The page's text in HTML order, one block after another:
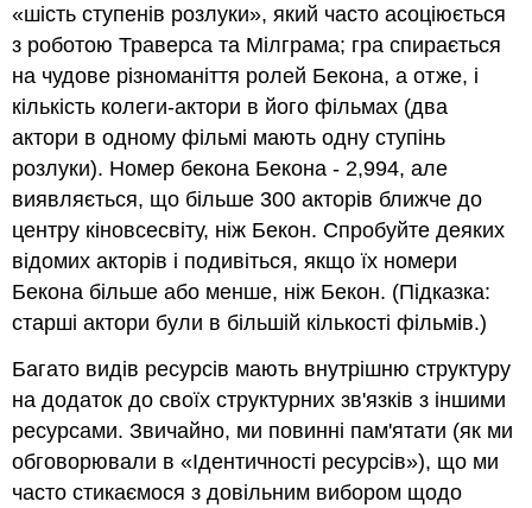
«шість ступенів розлуки», який часто асоціюється
з роботою Траверса та Мілграма; гра спирається
на чудове різноманіття ролей Бекона, а отже, і
кількість колеги-актори в його фільмах (два
актори в одному фільмі мають одну ступінь
розлуки). Номер бекона Бекона - 2,994, але
виявляється, що більше 300 акторів ближче до
центру кіновсесвіту, ніж Бекон. Спробуйте деяких
відомих акторів і подивіться, якщо їх номери
Бекона більше або менше, ніж Бекон. (Підказка:
старші актори були в більшій кількості фільмів.)
Багато видів ресурсів мають внутрішню структуру
на додаток до своїх структурних зв'язків з іншими
ресурсами.Звичайно, ми повинні пам'ятати (як ми
обговорювали в «Ідентичності ресурсів»), що ми
часто стикаємося з довільним вибором щодо